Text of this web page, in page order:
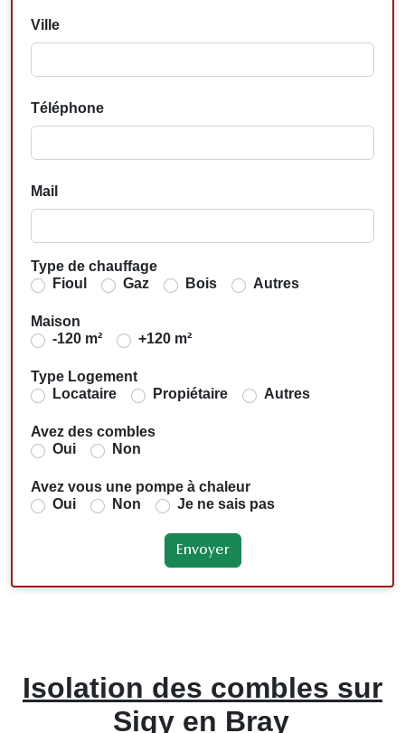
Ville
Téléphone
Mail
Type de chauffage
Fioul
Gaz Bois Autres
Maison
-120 m²
+120 m²
Type Logement
Locataire
Propiétaire Autres
Avez des combles
Oui
Non
Avez vous une pompe à chaleur
Oui
Non Je ne sais pas
Isolation des combles sur
Sigy en Bray